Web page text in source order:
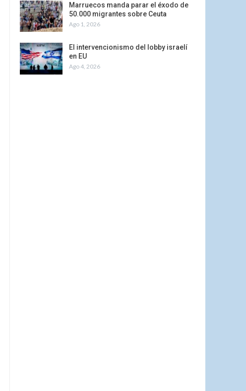
Marruecos manda parar el éxodo de
50.000 migrantes sobre Ceuta
Ago 1, 2026
El intervencionismo del lobby israelí
en EU
Ago 4, 2026